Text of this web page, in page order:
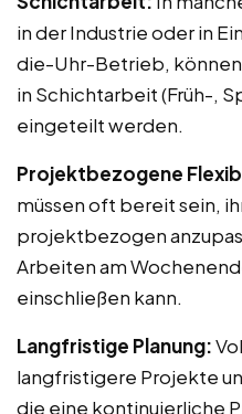
in der Industrie oder in
die-Uhr-Betrieb,
in Schichtarbeit (Früh-,
eingeteilt werden.
Projektbezogene
müssen oft bereit sein,
projektbezogen
Arbeiten am
einschließen kann.
Langfristige Planung:
langfristigere Projekte
die eine kontinuierliche